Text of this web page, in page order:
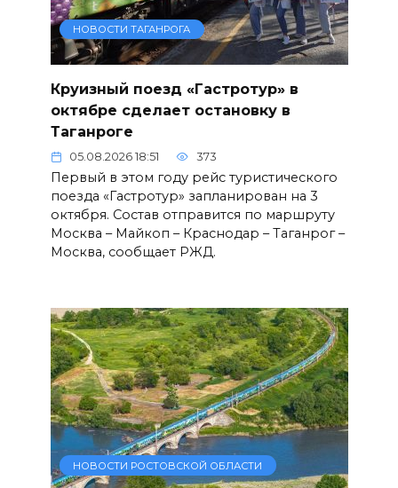
НОВОСТИ ТАГАНРОГА
Круизный поезд «Гастротур» в
октябре сделает остановку в
Таганроге
05.08.2026 18:51 373
Первый в этом году рейс туристического
поезда «Гастротур» запланирован на 3
октября. Состав отправится по маршруту
Москва – Майкоп – Краснодар – Таганрог –
Москва, сообщает РЖД.
НОВОСТИ РОСТОВСКОЙ ОБЛАСТИ